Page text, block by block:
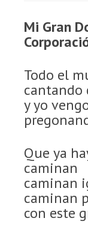
Mi Gran
Todo el
cantando
y yo
Que ya
caminan
caminan
caminan
con este